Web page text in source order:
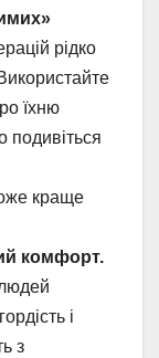
рідко
їхню
подивіться
краще
комфорт.
і
з